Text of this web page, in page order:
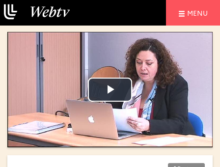
MENU
Lire
la
vidéo
Lire
la
vidéo